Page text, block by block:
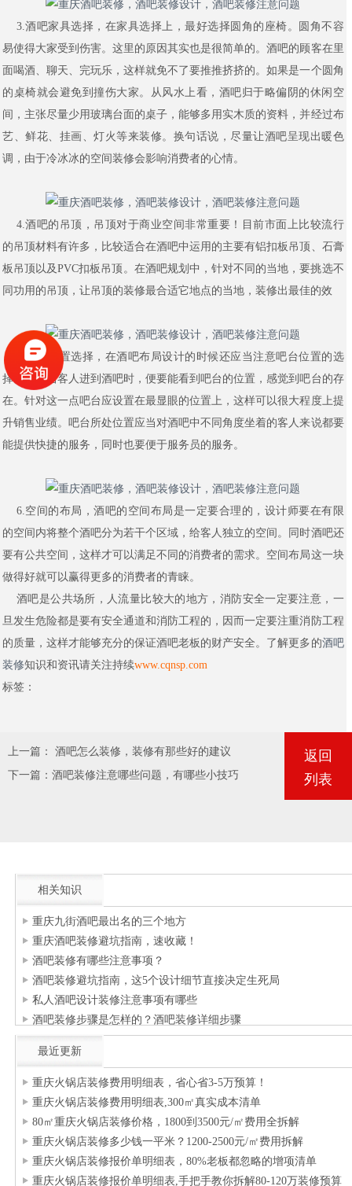
3. 酒吧家具选择，在家具选择上，最好选择圆角的座椅。圆角不容
易使得大家受到伤害。这里的原因其实也是很简单的。酒吧的顾客在里
面喝酒、聊天、完玩乐，这样就免不了要推推挤挤的。如果是一个圆角
的桌椅就会避免到撞伤大家。从风水上看，酒吧归于略偏阴的休闲空
间，主张尽量少用玻璃台面的桌子，能够多用实木质的资料，并经过布
艺、鲜花、挂画、灯火等来装修。换句话说，尽量让酒吧呈现出暖色
调，由于冷冰冰的空间装修会影响消费者的心情。
4. 酒吧的吊顶，吊顶对于商业空间非常重要！目前市面上比较流行
的吊顶材料有许多，比较适合在酒吧中运用的主要有铝扣板吊顶、石膏
板吊顶以及PVC扣板吊顶。在酒吧规划中，针对不同的当地，要挑选不
同功用的吊顶，让吊顶的装修最合适它地点的当地，装修出最佳的效
5. 吧台位置选择，在酒吧布局设计的时候还应当注意吧台位置的选
择。一般当客人进到酒吧时，便要能看到吧台的位置，感觉到吧台的存
在。针对这一点吧台应设置在最显眼的位置上，这样可以很大程度上提
升销售业绩。吧台所处位置应当对酒吧中不同角度坐着的客人来说都要
能提供快捷的服务，同时也要便于服务员的服务。
6. 空间的布局，酒吧的空间布局是一定要合理的，设计师要在有限
的空间内将整个酒吧分为若干个区域，给客人独立的空间。同时酒吧还
要有公共空间，这样才可以满足不同的消费者的需求。空间布局这一块
做得好就可以赢得更多的消费者的青睐。
酒吧是公共场所，人流量比较大的地方，消防安全一定要注意，一
旦发生危险都是要有安全通道和消防工程的，因而一定要注重消防工程
的质量，这样才能够充分的保证酒吧老板的财产安全。了解更多的酒吧
装修知识和资讯请关注持续www.cqnsp.com
标签：
上一篇：
酒吧怎么装修，装修有那些好的建议
下一篇： 酒吧装修注意哪些问题，有哪些小技巧
返回
列表
相关知识
重庆九街酒吧最出名的三个地方
重庆酒吧装修避坑指南，速收藏！
酒吧装修有哪些注意事项？
酒吧装修避坑指南，这5个设计细节直接决定生死局
私人酒吧设计装修注意事项有哪些
酒吧装修步骤是怎样的？酒吧装修详细步骤
最近更新
重庆火锅店装修费用明细表，省心省3-5万预算！
重庆火锅店装修费用明细表,300㎡真实成本清单
80㎡重庆火锅店装修价格，1800到3500元/㎡费用全拆解
重庆火锅店装修多少钱一平米？1200-2500元/㎡费用拆解
重庆火锅店装修报价单明细表，80%老板都忽略的增项清单
重庆火锅店装修报价单明细表,手把手教你拆解80-120万装修预算